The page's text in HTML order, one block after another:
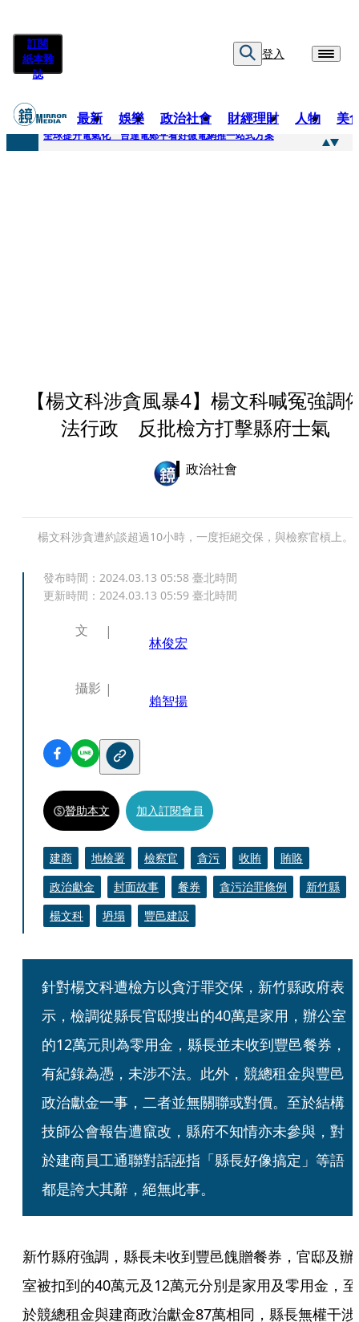
訂閱
紙本雜
誌
登入
最新 娛樂 政治社會 財經理財 人物 美
快訊
全球提升電氣化 台達電鄭平看好微電網推一站式方案
【楊文科涉貪風暴4】楊文科喊冤強調
法行政 反批檢方打擊縣府士氣
政治社會
楊文科涉貪遭約談超過10小時，一度拒絕交保，與檢察官槓上。
發布時間： 2024.03.13 05:58 臺北時間
更新時間： 2024.03.13 05:59 臺北時間
文
林俊宏
攝影
賴智揚
贊助本文 加入訂閱會員
建商 地檢署 檢察官 貪污 收賄
賄賂
政治獻金
封面故事 餐券 貪污治罪條例
新竹縣
楊文科
坍塌 豐邑建設
針對楊文科遭檢方以貪汙罪交保，新竹縣政府表
示，檢調從縣長官邸搜出的40萬是家用，辦公室
的12萬元則為零用金，縣長並未收到豐邑餐券，
有紀錄為憑，未涉不法。此外，競總租金與豐邑
政治獻金一事，二者並無關聯或對價。至於結構
技師公會報告遭竄改，縣府不知情亦未參與，對
於建商員工通聯對話誣指「縣長好像搞定」等語
都是誇大其辭，絕無此事。
新竹縣府強調，縣長未收到豐邑餽贈餐券，官邸及辦
室被扣到的40萬元及12萬元分別是家用及零用金，至
於競總租金與建商政治獻金87萬相同，縣長無權干涉